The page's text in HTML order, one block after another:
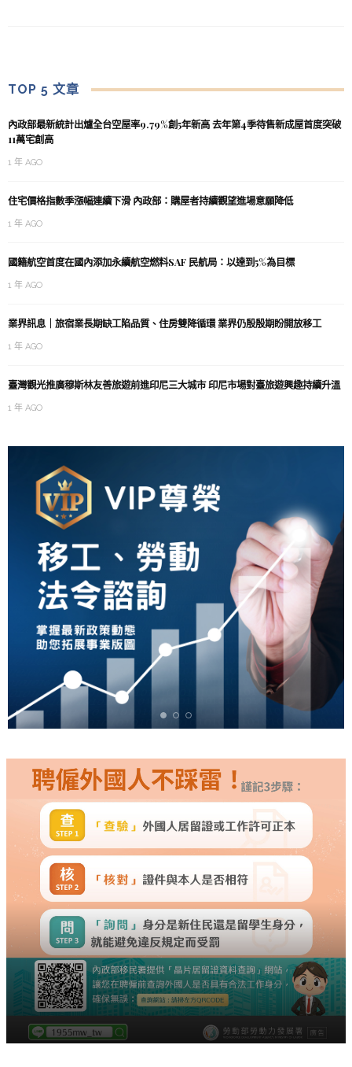
TOP 5 文章
內政部最新統計出爐全台空屋率9.79%創5年新高 去年第4季待售新成屋首度突破
11萬宅創高
1 年 AGO
住宅價格指數季漲幅連續下滑 內政部：購屋者持續觀望進場意願降低
1 年 AGO
國籍航空首度在國內添加永續航空燃料SAF 民航局：以達到5%為目標
1 年 AGO
業界訊息｜旅宿業長期缺工陷品質、住房雙降循環 業界仍殷殷期盼開放移工
1 年 AGO
臺灣觀光推廣穆斯林友善旅遊前進印尼三大城市 印尼市場對臺旅遊興趣持續升溫
1 年 AGO